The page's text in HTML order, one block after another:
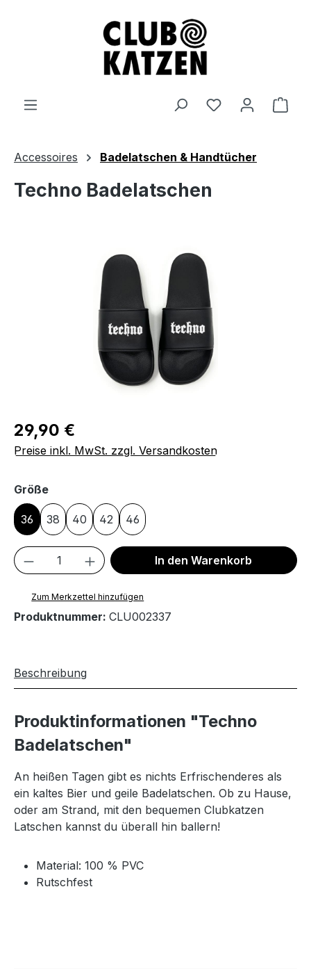
Accessoires Badelatschen & Handtücher
Techno Badelatschen
Bildergalerie überspringen
Regulärer Preis:
29,90 €
Preise inkl. MwSt. zzgl. Versandkosten
Größeauswählen
36 38 40 42 46
Produkt Anzahl: Gib den gewünschten
In den Warenkorb
Zum Merkzettel hinzufügen
Produktnummer: CLU002337
Beschreibung
Produktinformationen "Techno
Badelatschen"
An heißen Tagen gibt es nichts Erfrischenderes als
ein kaltes Bier und geile Badelatschen. Ob zu Hause,
oder am Strand, mit den bequemen Clubkatzen
Latschen kannst du überall hin ballern!
Material: 100 % PVC
Rutschfest